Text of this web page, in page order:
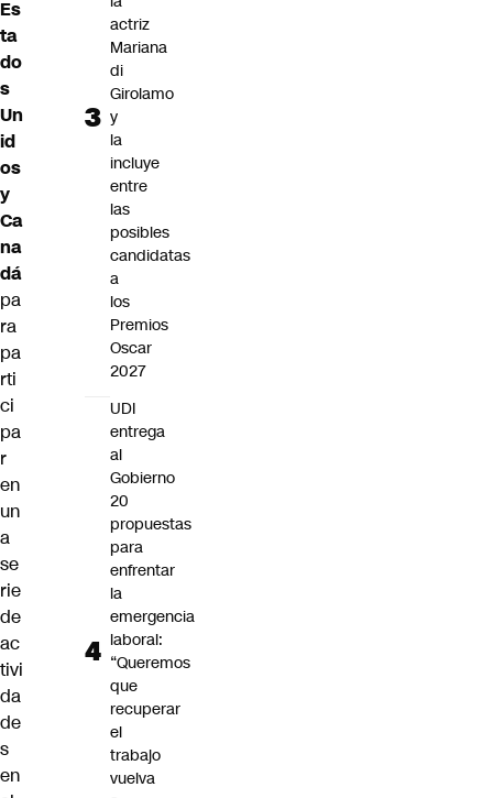
Es
ta
do
s
Un
id
os
y
Ca
na
dá
pa
ra
pa
rti
ci
pa
r
en
un
a
se
rie
de
ac
tivi
da
de
s
en
actriz
Mariana
di
Girolamo
y
la
incluye
entre
las
posibles
candidatas
a
los
Premios
Oscar
2027
UDI
entrega
al
Gobierno
20
propuestas
para
enfrentar
la
emergencia
laboral:
“Queremos
que
recuperar
el
trabajo
vuelva